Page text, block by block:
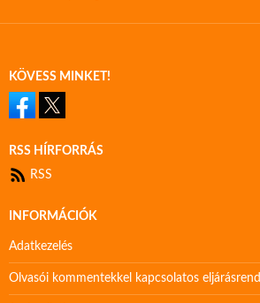
KÖVESS MINKET!
RSS HÍRFORRÁS
RSS
INFORMÁCIÓK
Adatkezelés
Olvasói kommentekkel kapcsolatos eljárásrend